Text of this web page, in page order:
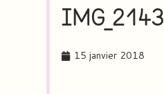
IMG_2143
15 janvier 2018